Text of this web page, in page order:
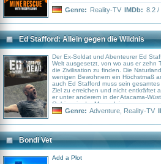
Genre: Reality-TV IMDb: 8.2 /
Ed Stafford: Allein gegen die Wildnis
Der Ex-Soldat und Abenteurer Ed
Welt ausgesetzt, von wo aus er zehn
die Zivilisation zu finden. Die
wenigen Bewohnern ein Höchstmaß
auch Ed Stafford muss sein
Ziel zu erreichen und nicht entkräftet
er unter anderem in der Atacama-
Gebirge in der Mongolei an
Genre: Adventure Reality-TV
Bondi Vet
Add a Plot